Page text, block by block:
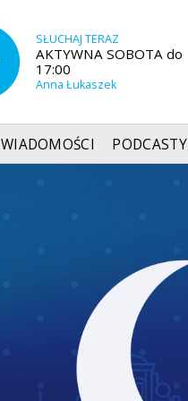
SŁUCHAJ TERAZ
AKTYWNA SOBOTA do
17:00
Anna Łukaszek
WIADOMOŚCI PODCASTY